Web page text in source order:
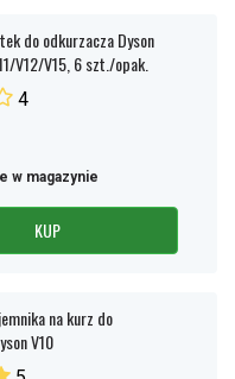
do odkurzacza Dyson
V12/V15, 6 szt./opak.
4
w magazynie
KUP
na kurz do
V10